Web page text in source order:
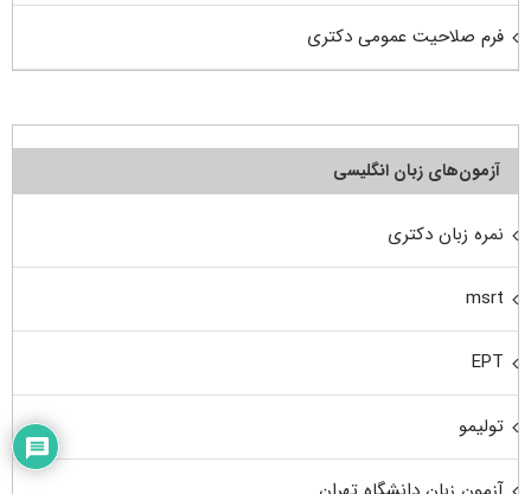
فرم صلاحیت عمومی دکتری
آزمون‌های زبان انگلیسی
نمره زبان دکتری
msrt
EPT
تولیمو